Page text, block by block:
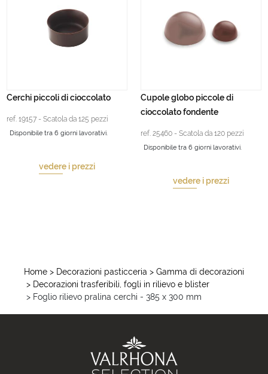
Cerchi piccoli di cioccolato
ref. 19157 - Scatola da 125 pezzi
Disponibile tra 6 giorni lavorativi.
vedere i prezzi
Cupole globo piccole di
cioccolato fondente
ref. 25460 - Scatola da 120 pezzi
Disponibile tra 6 giorni lavorativi.
vedere i prezzi
Home > Decorazioni pasticceria > Gamma di decorazioni
> Decorazioni trasferibili, fogli in rilievo e blister
> Foglio rilievo pralina cerchi - 385 x 300 mm